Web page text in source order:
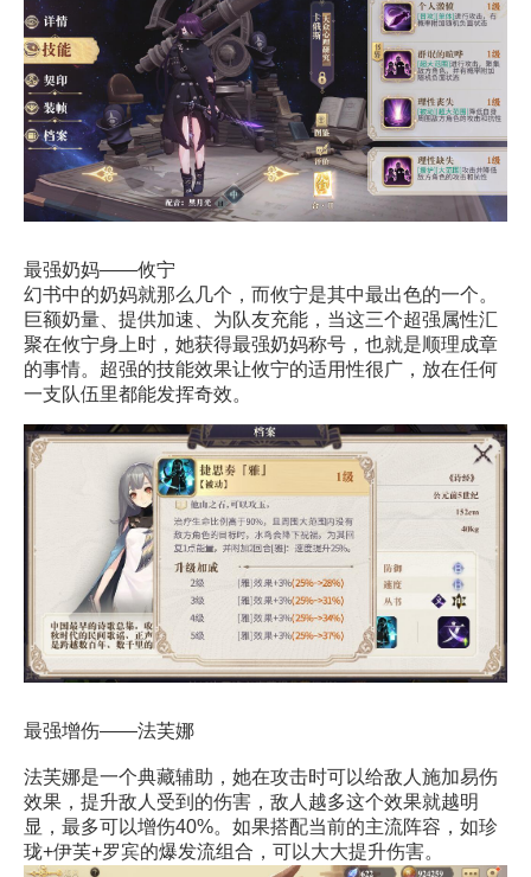
最强奶妈——攸宁
幻书中的奶妈就那么几个，而攸宁是其中最出色的一个。
巨额奶量、提供加速、为队友充能，当这三个超强属性汇
聚在攸宁身上时，她获得最强奶妈称号，也就是顺理成章
的事情。超强的技能效果让攸宁的适用性很广，放在任何
一支队伍里都能发挥奇效。
最强增伤——法芙娜
法芙娜是一个典藏辅助，她在攻击时可以给敌人施加易伤
效果，提升敌人受到的伤害，敌人越多这个效果就越明
显，最多可以增伤40%。如果搭配当前的主流阵容，如珍
珑+伊芙+罗宾的爆发流组合，可以大大提升伤害。